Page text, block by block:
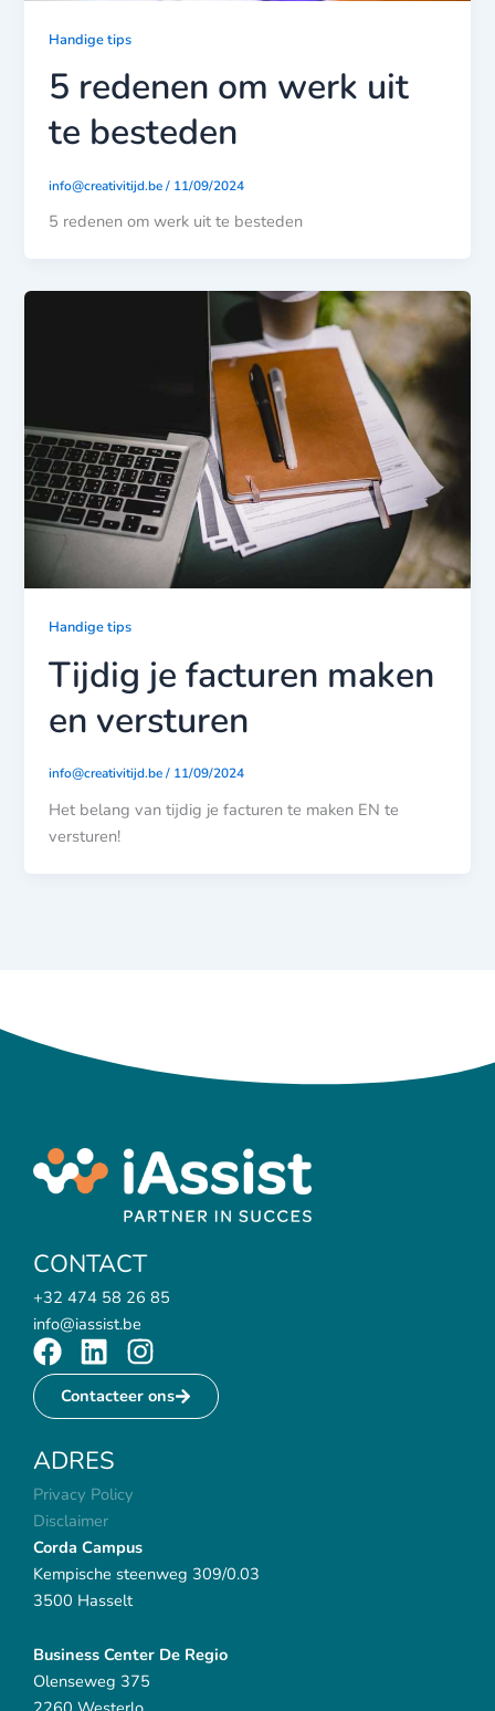
Handige tips
5 redenen om werk uit
te besteden
info@creativitijd.be/ 11/09/2024
5 redenen om werk uit te besteden
Handige tips
Tijdig je facturen maken
en versturen
info@creativitijd.be/ 11/09/2024
Het belang van tijdig je facturen te maken EN te
versturen!
CONTACT
+32 474 58 26 85
info@iassist.be
F
a
c
b
o
o
k
L
i
n
e
d
i
n
I
n
s
a
m
Contacteer ons
ADRES
Privacy Policy
Disclaimer
Corda Campus
Kempische steenweg 309/0.03
3500 Hasselt
Business Center De Regio
Olenseweg 375